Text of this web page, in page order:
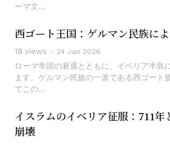
ーマ文...
西ゴート王国：ゲルマン民族に
18 views 24 Jan 2026
ローマ帝国の衰退とともに、イベリア半島
ます。ゲルマン民族の一派である西ゴート
てこの...
イスラムのイベリア征服：711年
崩壊